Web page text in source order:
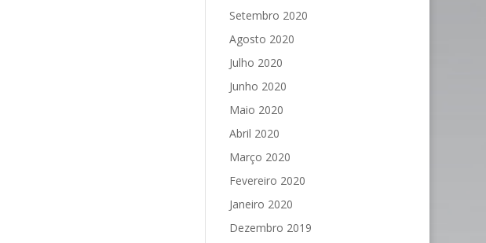
Setembro 2020
Agosto 2020
Julho 2020
Junho 2020
Maio 2020
Abril 2020
Março 2020
Fevereiro 2020
Janeiro 2020
Dezembro 2019